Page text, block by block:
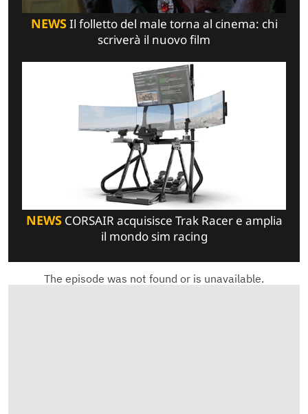
NEWSIl folletto del male torna al cinema: chi
scriverà il nuovo film
NEWSCORSAIR acquisisce Trak Racer e amplia
il mondo sim racing